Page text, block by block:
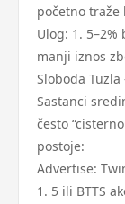
početno traže
Ulog: 1.
manji iznos
Sloboda
Sastanci
često
postoje:
Advertise:
1. 5 ili BTTS